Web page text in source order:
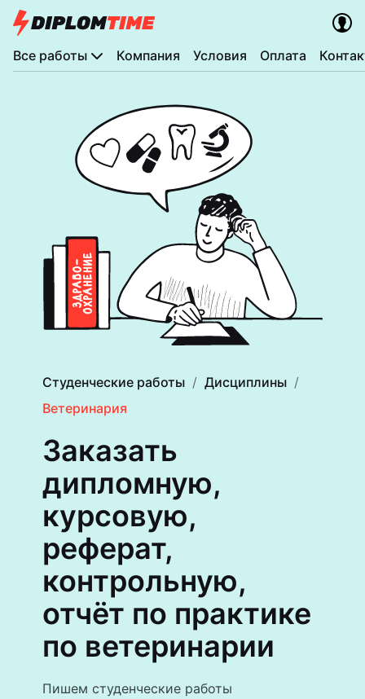
Все работы Компания Условия Оплата
Студенческие работы
Дисциплины
Ветеринария
Заказать
дипломную,
курсовую,
реферат,
контрольную,
отчёт по практике
по ветеринарии
Пишем студенческие работы